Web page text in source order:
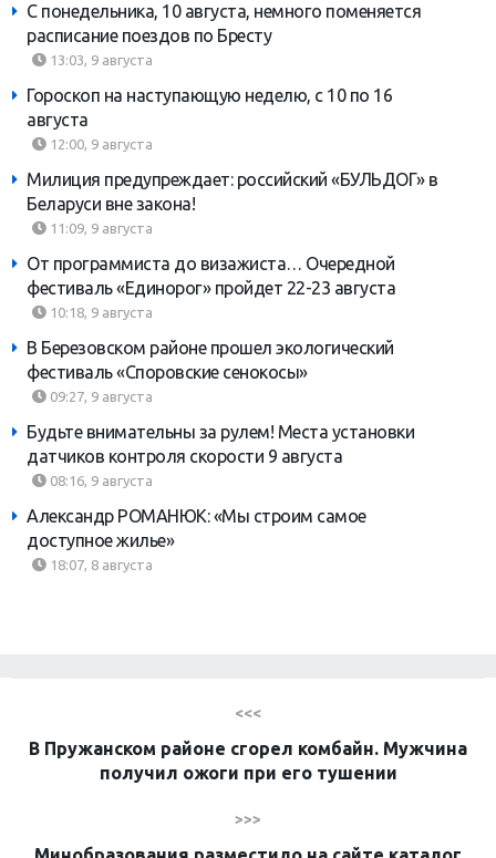
С понедельника, 10 августа, немного поменяется
расписание поездов по Бресту
13:03, 9 августа
Гороскоп на наступающую неделю, с 10 по 16
августа
12:00, 9 августа
Милиция предупреждает: российский «БУЛЬДОГ» в
Беларуси вне закона!
11:09, 9 августа
От программиста до визажиста… Очередной
фестиваль «Единорог» пройдет 22-23 августа
10:18, 9 августа
В Березовском районе прошел экологический
фестиваль «Споровские сенокосы»
09:27, 9 августа
Будьте внимательны за рулем! Места установки
датчиков контроля скорости 9 августа
08:16, 9 августа
Александр РОМАНЮК: «Мы строим самое
доступное жилье»
18:07, 8 августа
<<<
В Пружанском районе сгорел комбайн. Мужчина
получил ожоги при его тушении
>>>